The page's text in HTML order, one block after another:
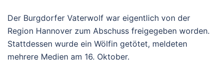
Der Burgdorfer Vaterwolf war eigentlich von der
Region Hannover zum Abschuss freigegeben worden.
Stattdessen wurde ein Wölfin getötet, meldeten
mehrere Medien am 16. Oktober.